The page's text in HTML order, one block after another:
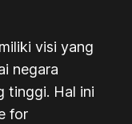
visi yang
negara
tinggi. Hal ini
for